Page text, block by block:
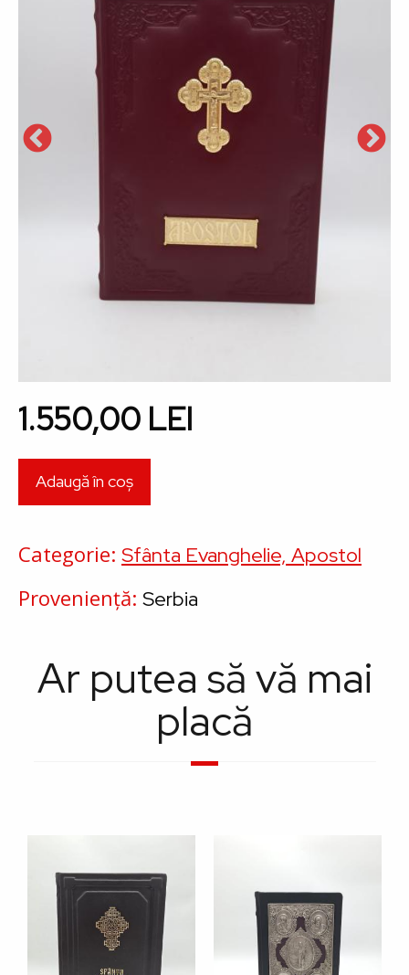
1.550,00 LEI
Categorie Sfânta Evanghelie, Apostol
Proveniență Serbia
Ar putea să vă mai
placă